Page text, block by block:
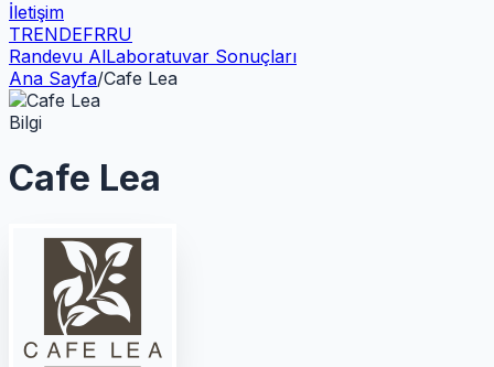
İletişim
TRENDEFRRU
Randevu AlLaboratuvar Sonuçları
Ana Sayfa/Cafe Lea
Bilgi
Cafe Lea